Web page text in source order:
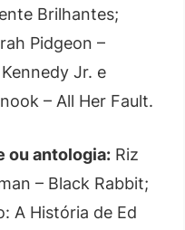
Brilhantes;
Pidgeon –
Jr. e
– All Her Fault.
ou antologia: Riz
– Black Rabbit;
A História de Ed